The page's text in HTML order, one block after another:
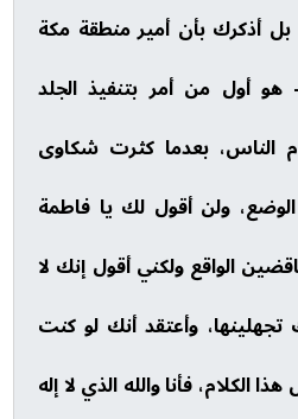
بل أذكرك بأن أمير منطقة مكة
أول من أمر بتنفيذ الجلد
الناس، بعدما كثرت شكاوى
ولن أقول لك يا فاطمة
الواقع ولكني أقول إنك لا
وأعتقد أنك لو كنت
فأنا والله الذي لا إله